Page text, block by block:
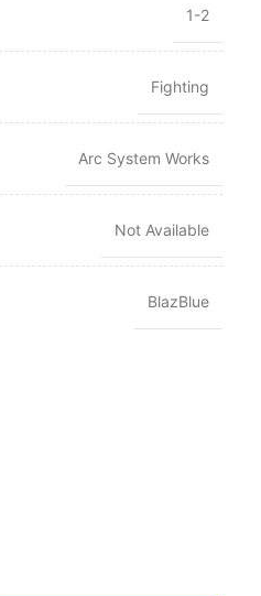
1-2
Fighting
Arc System Works
Not Available
BlazBlue